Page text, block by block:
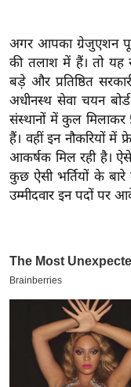
त
वि
शे
ष
ज्ञ
रा
य
ब
खे
ल
अगर आपका ग्रेजुएशन
की तलाश में हैं। तो
बड़े और प्रतिष्ठित
अधीनस्थ सेवा चयन
संस्थानों में कुल मिलाकर
हैं। वहीं इन नौकरियों में
आकर्षक मिल रही है।
कुछ ऐसी भर्तियों के
उम्मीदवार इन पदों पर